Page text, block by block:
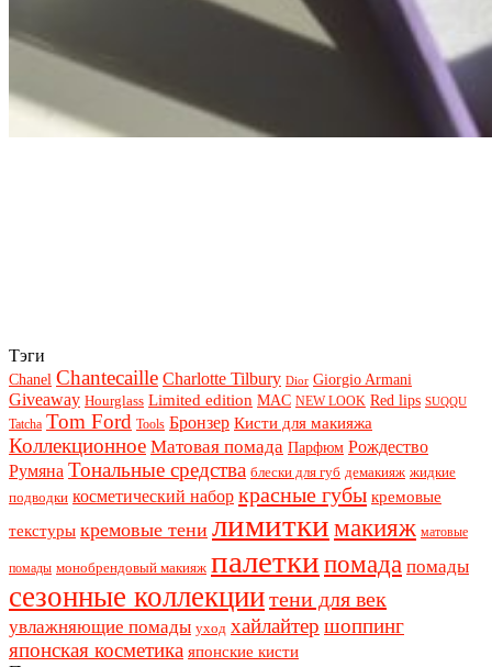
Тэги
Chanel Chantecaille Charlotte Tilbury Dior Giorgio Armani
Giveaway Hourglass Limited edition MAC NEW LOOK Red lips SUQQU
Tatcha Tom Ford Tools Бронзер Кисти для макияжа
Коллекционное Матовая помада Парфюм Рождество
Румяна Тональные средства блески для губ демакияж жидкие
подводки косметический набор красные губы кремовые
текстуры кремовые тени лимиткимакияж матовые
помады монобрендовый макияж палеткипомада помады
сезонные коллекциитени для век
увлажняющие помады уход хайлайтер шоппинг
японская косметика японские кисти